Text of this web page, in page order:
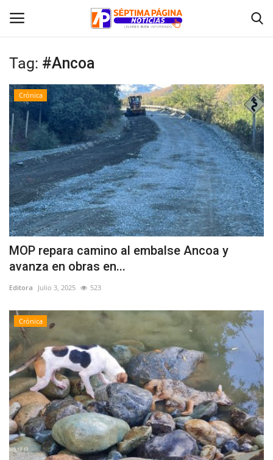
Inicio
Crónica
Policial
Tribunales
Deporte
Política
Espectáculos
Tag: #Ancoa
Crónica
MOP repara camino al embalse Ancoa y
avanza en obras en...
Editora Julio 3, 2025 523
Crónica